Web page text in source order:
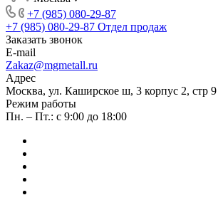
+7 (985) 080-29-87
+7 (985) 080-29-87 Отдел продаж
Заказать звонок
E-mail
Zakaz@mgmetall.ru
Адрес
Москва, ул. Каширское ш, 3 корпус 2, стр 9
Режим работы
Пн. – Пт.: с 9:00 до 18:00